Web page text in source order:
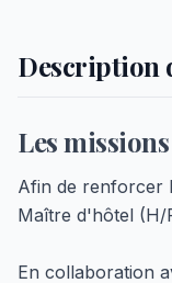
Description
Les
Afin de renforcer
Maître d'hôtel (H/
En collaboration